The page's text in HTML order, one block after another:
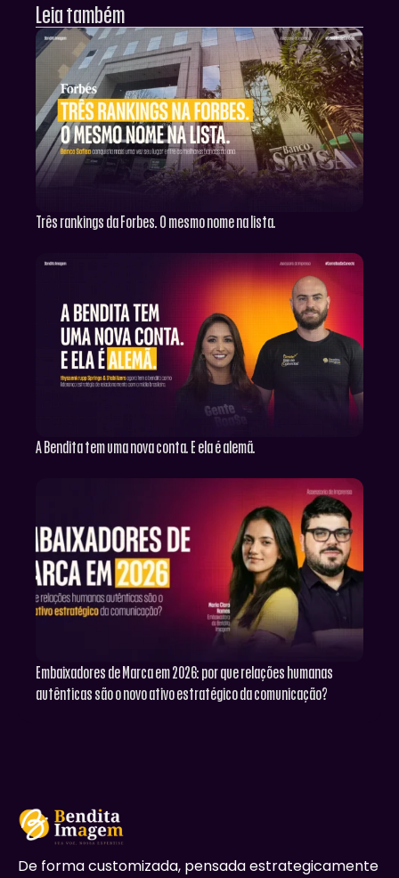
Leia também
Três rankings da Forbes. O mesmo nome na lista.
A Bendita tem uma nova conta. E ela é alemã.
Embaixadores de Marca em 2026: por que relações humanas
autênticas são o novo ativo estratégico da comunicação?
De forma customizada, pensada estrategicamente